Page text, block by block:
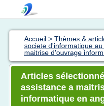
Accueil > Thèmes &
societe d'informatique
maitrise d'ouvrage
Articles
assistance a
informatique en